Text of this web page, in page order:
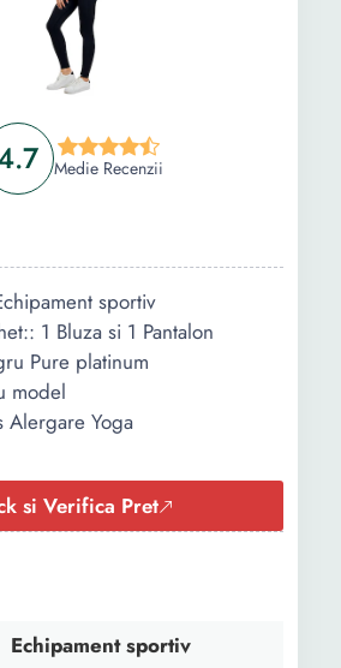
Medie Recenzii
sportiv
1 Bluza si 1 Pantalon
Pure platinum
model
Alergare Yoga
si Verifica Pret
Echipament sportiv